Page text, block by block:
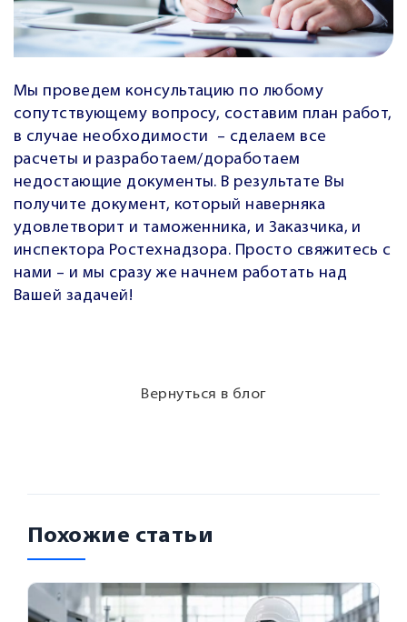
Мы проведем консультацию по любому
сопутствующему вопросу, составим план работ,
в случае необходимости – сделаем все
расчеты и разработаем/доработаем
недостающие документы. В результате Вы
получите документ, который наверняка
удовлетворит и таможенника, и Заказчика, и
инспектора Ростехнадзора. Просто свяжитесь с
нами – и мы сразу же начнем работать над
Вашей задачей!
Вернуться в блог
Похожие статьи